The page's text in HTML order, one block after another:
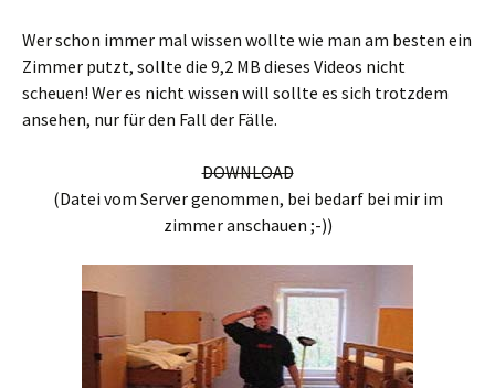
Wer schon immer mal wissen wollte wie man am besten ein
Zimmer putzt, sollte die 9,2 MB dieses Videos nicht
scheuen! Wer es nicht wissen will sollte es sich trotzdem
ansehen, nur für den Fall der Fälle.
DOWNLOAD
(Datei vom Server genommen, bei bedarf bei mir im
zimmer anschauen ;-))